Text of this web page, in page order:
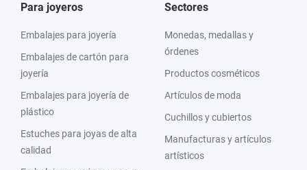
Para joyeros
Embalajes para joyería
Embalajes de cartón para
joyería
Embalajes para joyería de
plástico
Estuches para joyas de alta
calidad
Sectores
Monedas, medallas y
órdenes
Productos cosméticos
Artículos de moda
Cuchillos y cubiertos
Manufacturas y artículos
artísticos